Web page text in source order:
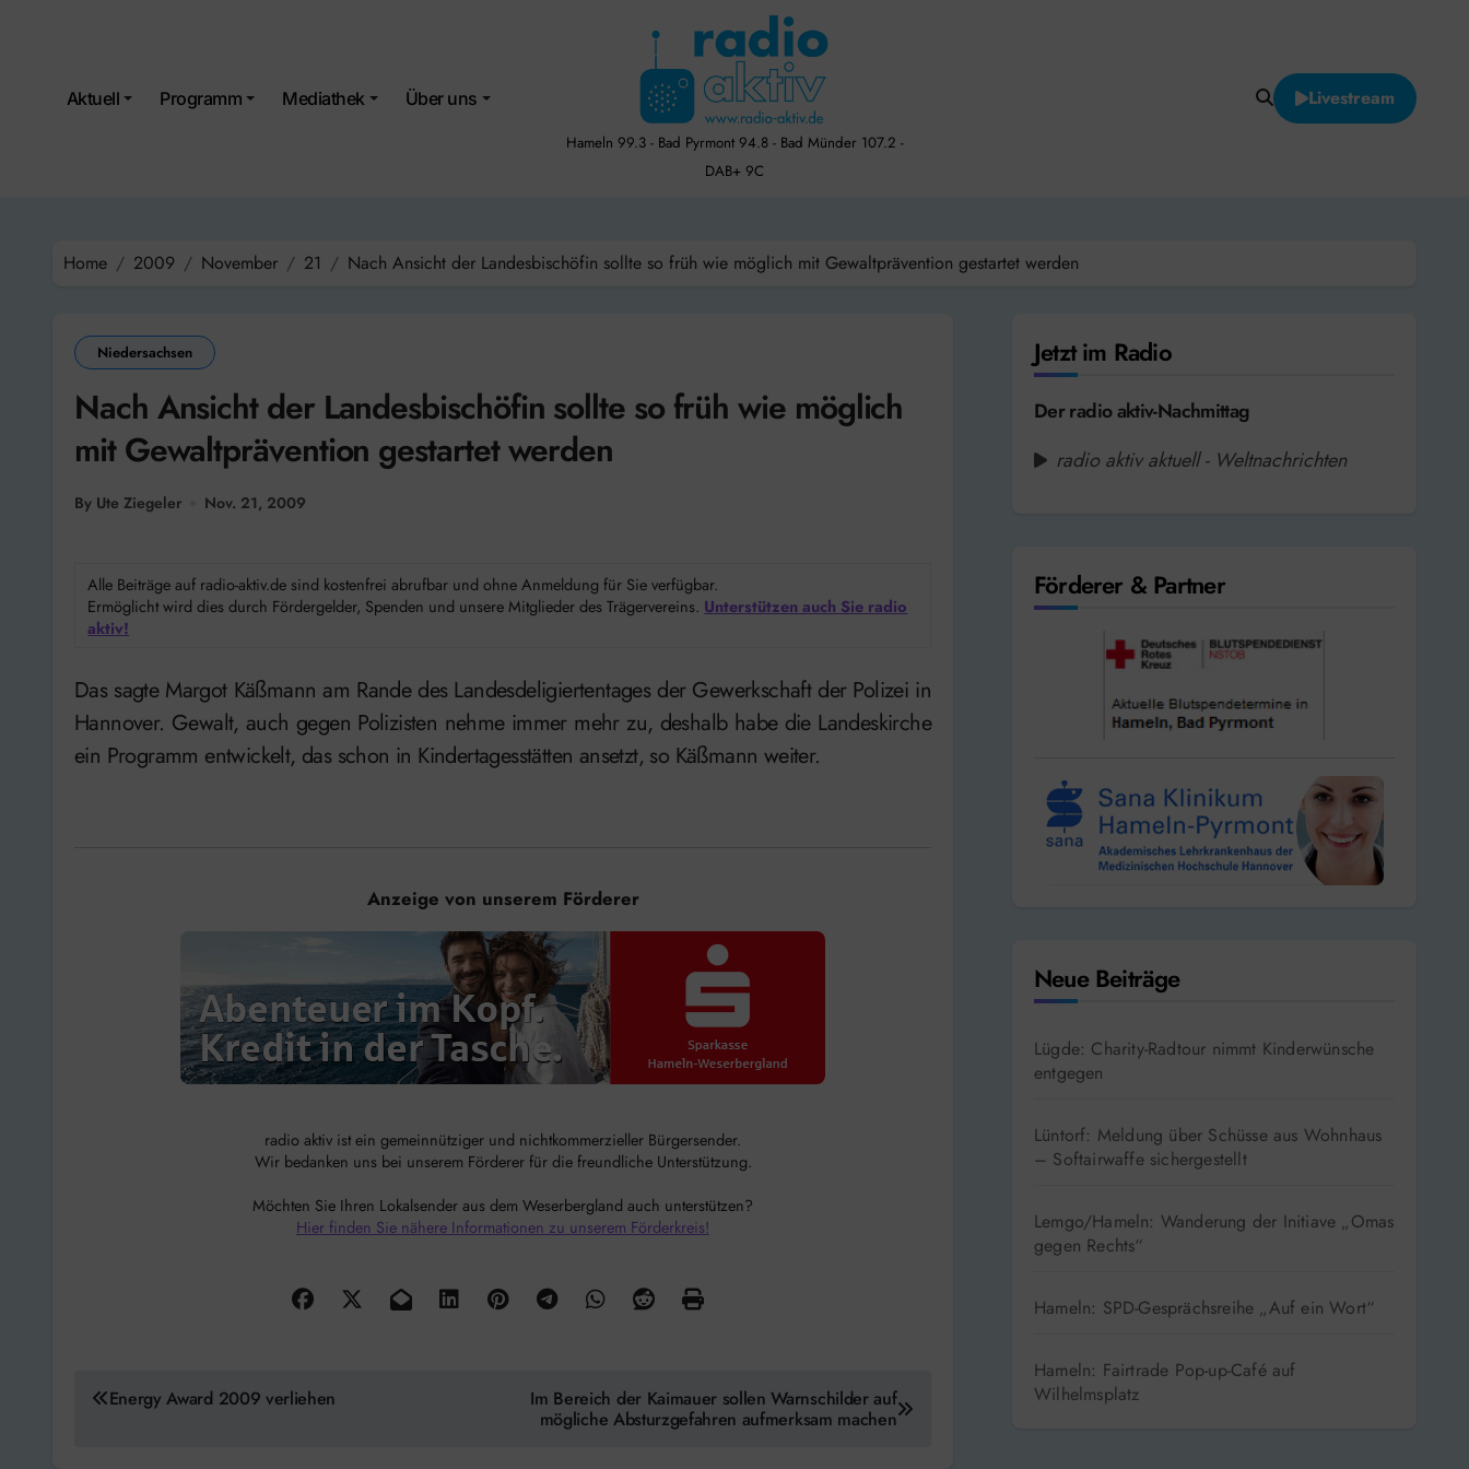
Aktuell Programm Mediathek Über uns
Hameln 99.3 - Bad Pyrmont 94.8 - Bad Münder 107.2 -
DAB+ 9C
Livestream
Home 2009 November 21 Nach Ansicht der Landesbischöfin sollte so früh wie möglich mit Gewaltprävention gestartet werden
Niedersachsen
Nach Ansicht der Landesbischöfin sollte so früh wie möglich
mit Gewaltprävention gestartet werden
By Ute Ziegeler Nov. 21, 2009
Alle Beiträge auf radio-aktiv.de sind kostenfrei abrufbar und ohne Anmeldung für Sie verfügbar.
Ermöglicht wird dies durch Fördergelder, Spenden und unsere Mitglieder des Trägervereins. Unterstützen auch Sie radio
aktiv!
Das sagte Margot Käßmann am Rande des Landesdeligiertentages der Gewerkschaft der Polizei in
Hannover. Gewalt, auch gegen Polizisten nehme immer mehr zu, deshalb habe die Landeskirche
ein Programm entwickelt, das schon in Kindertagesstätten ansetzt, so Käßmann weiter.
Anzeige von unserem Förderer
radio aktiv ist ein gemeinnütziger und nichtkommerzieller Bürgersender.
Wir bedanken uns bei unserem Förderer für die freundliche Unterstützung.
Möchten Sie Ihren Lokalsender aus dem Weserbergland auch unterstützen?
Hier finden Sie nähere Informationen zu unserem Förderkreis!
Beitragsnavigation
Energy Award 2009 verliehen
Im Bereich der Kaimauer sollen Warnschilder auf
mögliche Absturzgefahren aufmerksam machen
Jetzt im Radio
Der radio aktiv-Nachmittag
radio aktiv aktuell - Weltnachrichten
Förderer & Partner
Neue Beiträge
Lügde: Charity-Radtour nimmt Kinderwünsche
entgegen
Lüntorf: Meldung über Schüsse aus Wohnhaus
– Softairwaffe sichergestellt
Lemgo/Hameln: Wanderung der Initiave „Omas
gegen Rechts“
Hameln: SPD-Gesprächsreihe „Auf ein Wort“
Hameln: Fairtrade Pop-up-Café auf
Wilhelmsplatz